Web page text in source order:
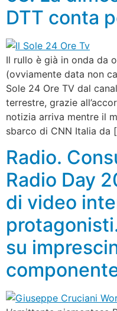
DTT conta
Il rullo è già in onda da
(ovviamente data non
Sole 24 Ore TV dal
terrestre, grazie
notizia arriva mentre il
sbarco di CNN Italia da
Radio.
Radio Day
di video
su